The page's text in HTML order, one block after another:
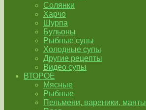
Солянки
Харчо
Шурпа
Бульоны
Рыбные супы
Холодные супы
Другие рецепты
Видео супы
ВТОРОЕ
Мясные
Рыбные
Пельмени, вареники, манты